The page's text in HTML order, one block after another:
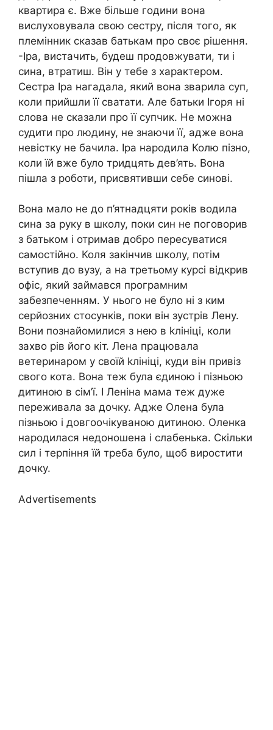
квартира є. Вже більше години вона
вислуховувала свою сестру, після того, як
племінник сказав батькам про своє рішення.
-Іра, вистачить, будеш продовжувати, ти і
сина, втратиш. Він у тебе з характером.
Сестра Іра нагадала, який вона зварила суп,
коли прийшли її сватати. Але батьки Ігоря ні
слова не сказали про її супчик. Не можна
судити про людину, не знаючи її, адже вона
невістку не бачила. Іра народила Колю пізно,
коли їй вже було тридцять дев’ять. Вона
пішла з роботи, присвятивши себе синові.
Вона мало не до п’ятнадцяти років водила
сина за руку в школу, поки син не поговорив
з батьком і отримав добро пересуватися
самостійно. Коля закінчив школу, потім
вступив до вузу, а на третьому курсі відкрив
офіс, який займався програмним
забезпеченням. У нього не було ні з ким
серйозних стосунків, поки він зустрів Лену.
Вони познайомилися з нею в kлініці, коли
захво рів його кіт. Лена працювала
ветеринаром у своїй kлініці, куди він привіз
свого кота. Вона теж була єдиною і пізньою
дитиною в сім’ї. І Леніна мама теж дуже
переживала за дочку. Адже Олена була
пізньою і довгоочікуваною дитиною. Оленка
народилася недоношена і слабенька. Скільки
сил і терпіння їй треба було, щоб виростити
дочку.
Advertisements